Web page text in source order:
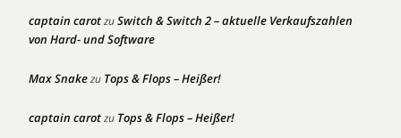
captain carotzuSwitch & Switch 2 – aktuelle Verkaufszahlen
von Hard- und Software
Max Snakezu Tops & Flops – Heißer!
captain carotzu Tops & Flops – Heißer!